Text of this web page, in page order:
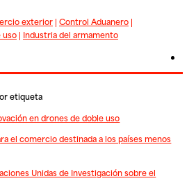
exterior| Control Aduanero|
uso| Industria del armamento
etiqueta
en drones de doble uso
el comercio destinada a los países menos
Unidas de Investigación sobre el